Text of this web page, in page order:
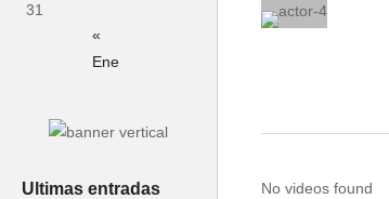
31
«
Ene
Ultimas entradas No videos found